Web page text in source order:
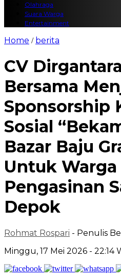
Olahraga
Suara Warga
Entertainment
Home / berita
CV
Bersama
Sponsorship
Sosial
Bazar Baju
Untuk
Pengasinan
Depok
Rohmat Rospari - Penulis
Minggu, 17 Mei 2026 - 22:14